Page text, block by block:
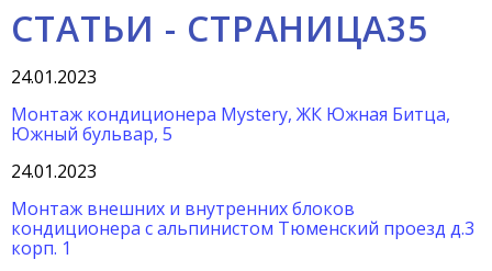
СТАТЬИ - СТРАНИЦА35
24.01.2023
Монтаж кондиционера Mystery, ЖК Южная Битца,
Южный бульвар, 5
24.01.2023
Монтаж внешних и внутренних блоков
кондиционера с альпинистом Тюменский проезд д.3
корп. 1